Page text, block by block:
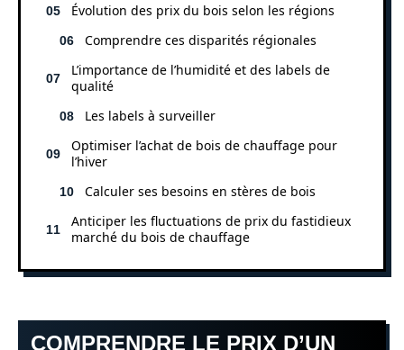
Évolution des prix du bois selon les régions
Comprendre ces disparités régionales
L’importance de l’humidité et des labels de
qualité
Les labels à surveiller
Optimiser l’achat de bois de chauffage pour
l’hiver
Calculer ses besoins en stères de bois
Anticiper les fluctuations de prix du fastidieux
marché du bois de chauffage
COMPRENDRE LE PRIX D’UN